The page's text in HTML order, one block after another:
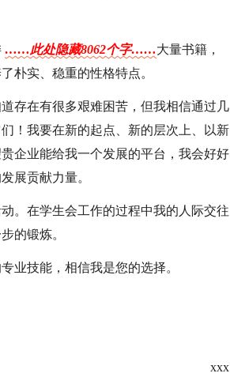
……此处隐藏8062个字……大量书籍，
朴实、稳重的性格特点。
存在有很多艰难困苦，但我相信通过几
！我要在新的起点、新的层次上、以新
企业能给我一个发展的平台，我会好好
展贡献力量。
。在学生会工作的过程中我的人际交往
的锻炼。
业技能，相信我是您的选择。
xxx